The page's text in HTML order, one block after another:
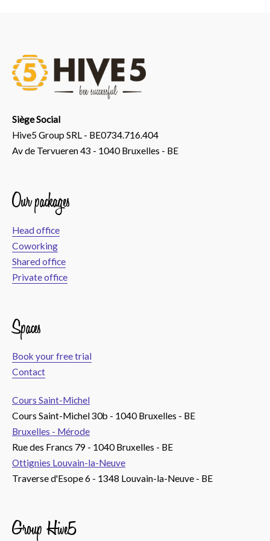
Siège Social
Hive5 Group SRL - BE0734.716.404
Av de Tervueren 43 - 1040 Bruxelles - BE
Our packages
Head office
Coworking
Shared office
Private office
Spaces
Book your free trial
Contact
Cours Saint-Michel
Cours Saint-Michel 30b - 1040 Bruxelles - BE
Bruxelles - Mérode
Rue des Francs 79 - 1040 Bruxelles - BE
Ottignies Louvain-la-Neuve
Traverse d'Esope 6 - 1348 Louvain-la-Neuve - BE
Group Hive5